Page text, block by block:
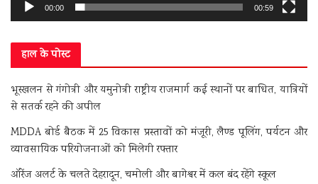
00:00 00:59
हाल के पोस्ट
भूस्खलन से गंगोत्री और यमुनोत्री राष्ट्रीय राजमार्ग कई स्थानों पर बाधित, यात्रियों
से सतर्क रहने की अपील
MDDA बोर्ड बैठक में 25 विकास प्रस्तावों को मंजूरी, लैण्ड पूलिंग, पर्यटन और
व्यावसायिक परियोजनाओं को मिलेगी रफ्तार
ऑरेंज अलर्ट के चलते देहरादून, चमोली और बागेश्वर में कल बंद रहेंगे स्कूल